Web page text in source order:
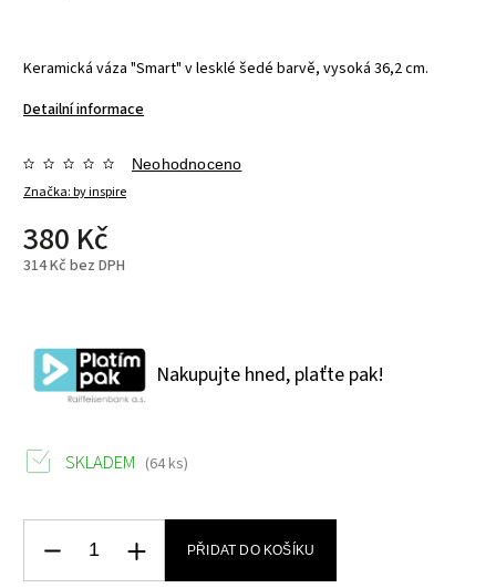
Keramická váza "Smart" v lesklé šedé barvě, vysoká 36,2 cm.
Detailní informace
Značka:by inspire
Neohodnoceno
380 Kč
314 Kč bez DPH
Nakupujte hned, plaťte pak!
SKLADEM (64 ks)
PŘIDAT DO KOŠÍKU